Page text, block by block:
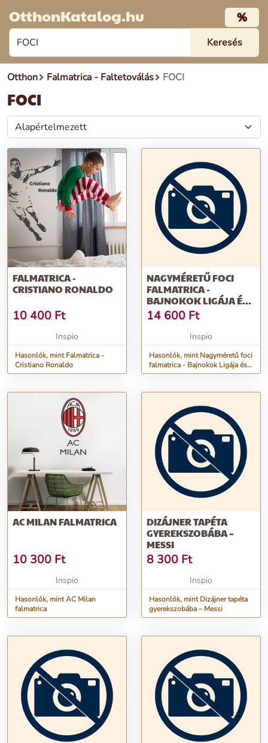
OtthonKatalog.hu %
Otthon Falmatrica - Faltetoválás FOCI
FOCI
FALMATRICA -
CRISTIANO RONALDO
10 400 Ft
Inspio
Hasonlók, mint Falmatrica -
Cristiano Ronaldo
NAGYMÉRETŰ FOCI
FALMATRICA -
BAJNOKOK LIGÁJA ÉS
VILÁGKLUBOK
(251X127 CM)
14 600 Ft
Inspio
Hasonlók, mint Nagyméretű foci
falmatrica - Bajnokok Ligája és
világklubok (251x127 cm)
AC MILAN FALMATRICA
10 300 Ft
Inspio
Hasonlók, mint AC Milan
falmatrica
DIZÁJNER TAPÉTA
GYEREKSZOBÁBA –
MESSI
8 300 Ft
Inspio
Hasonlók, mint Dizájner tapéta
gyerekszobába – Messi